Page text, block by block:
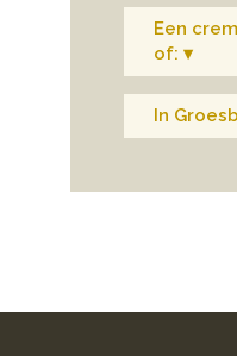
Een
of: ▾
In